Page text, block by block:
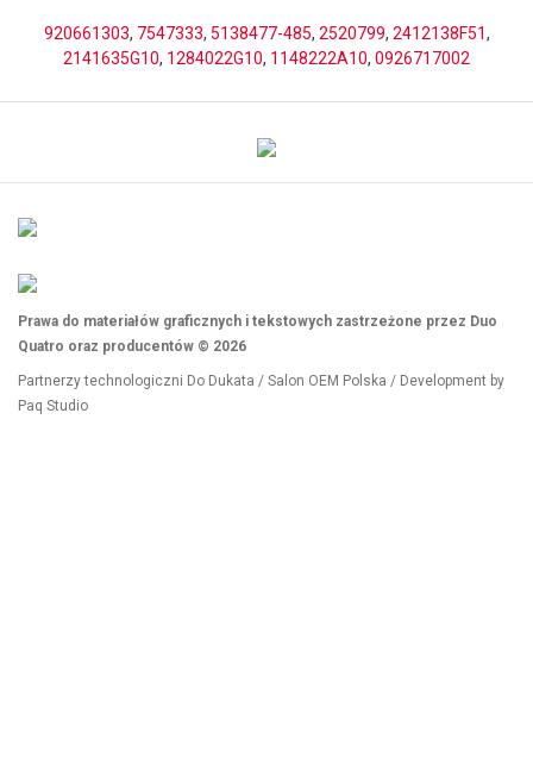
920661303, 7547333, 5138477-485, 2520799, 2412138F51,
2141635G10, 1284022G10, 1148222A10, 0926717002
Prawa do materiałów graficznych i tekstowych zastrzeżone przez Duo
Quatro oraz producentów © 2026
Partnerzy technologiczni Do Dukata / Salon OEM Polska / Development by
Paq Studio